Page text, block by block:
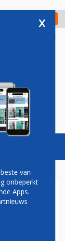
Check in
Vacatures
UIT
x
van
onbeperkt
Apps.